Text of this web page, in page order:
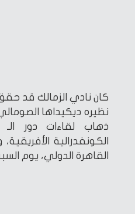
كان نادي الزمالك قد
نظيره ديكيداها
الكونفدرالية
القاهرة الدولي، يوم